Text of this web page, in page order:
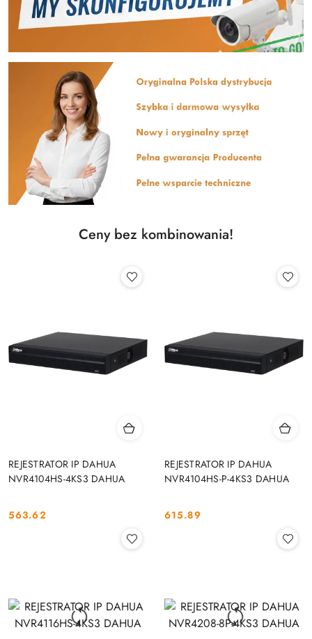
Ceny bez kombinowania!
REJESTRATOR IP DAHUA
NVR4104HS-4KS3 DAHUA
Cena:
563.62
REJESTRATOR IP DAHUA
NVR4104HS-P-4KS3 DAHUA
Cena:
615.89